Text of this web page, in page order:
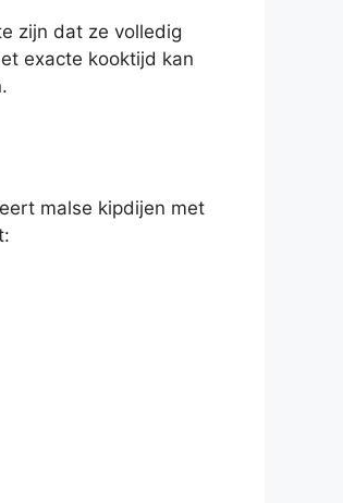
zijn dat ze volledig
exacte kooktijd kan
malse kipdijen met